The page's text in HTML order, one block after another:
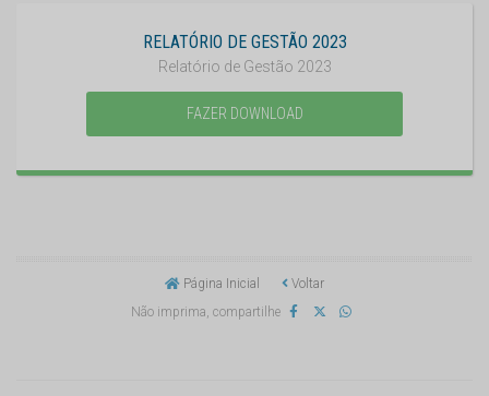
RELATÓRIO DE GESTÃO 2023
Relatório de Gestão 2023
FAZER DOWNLOAD
Página Inicial
Voltar
Não imprima, compartilhe